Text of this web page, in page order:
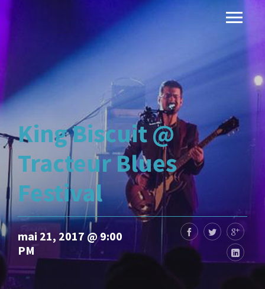
King Biscuit @
Tracteur Blues
Festival
mai 21, 2017 @ 9:00
PM